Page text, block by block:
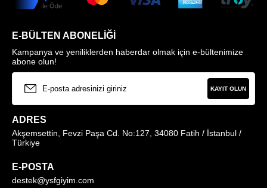
E-BÜLTEN ABONELIĞI
Kampanya ve yeniliklerden haberdar olmak için e-bültenimize
abone olun!
KAYIT OLUN
ADRES
Akşemsettin, Fevzi Paşa Cd. No:127, 34080 Fatih / İstanbul /
Türkiye
E-POSTA
destek@ysfgiyim.com